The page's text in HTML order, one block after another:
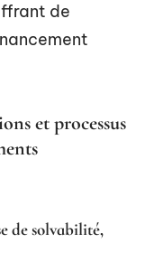
de
et processus
de solvabilité,